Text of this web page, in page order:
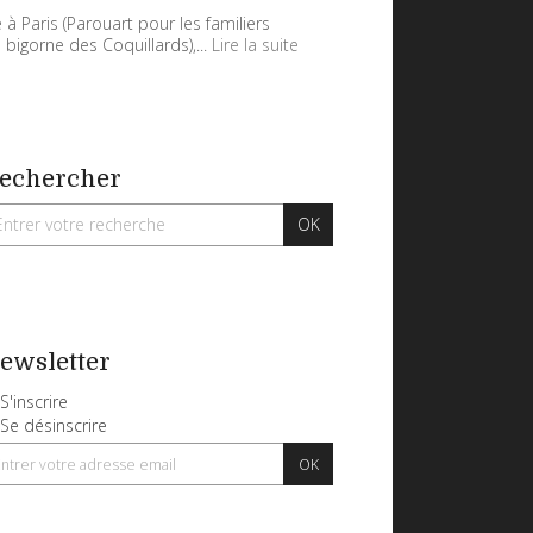
à Paris (Parouart pour les familiers
bigorne des Coquillards),... Lire la suite
S'inscrire
Se désinscrire